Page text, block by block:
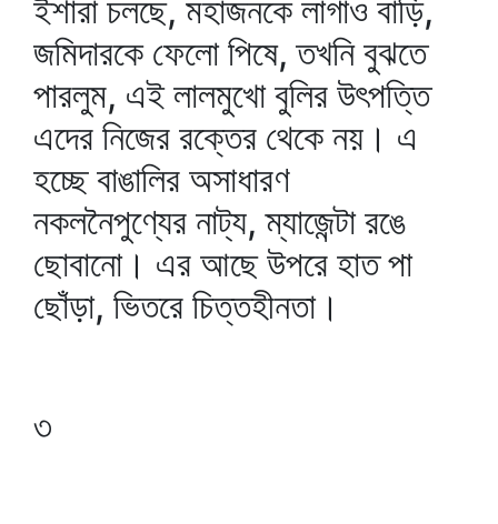
ইশারা চলছে, মহাজনকে লাগাও বাড়ি,
জমিদারকে ফেলো পিষে, তখনি বুঝতে
পারলুম, এই লালমুখো বুলির উৎপত্তি
এদের নিজের রক্তের থেকে নয়। এ
হচ্ছে বাঙালির অসাধারণ
নকলনৈপুণ্যের নাট্য, ম্যাজেন্টা রঙে
ছোবানো। এর আছে উপরে হাত পা
ছোঁড়া, ভিতরে চিত্তহীনতা।
৩